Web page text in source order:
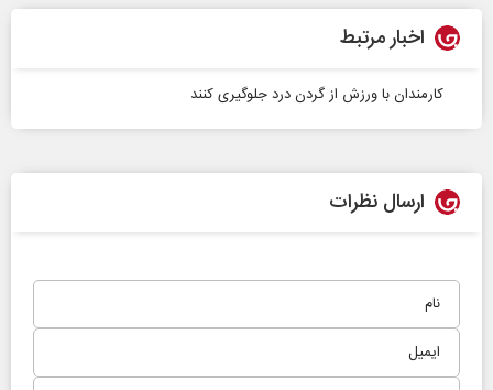
اخبار مرتبط
کارمندان با ورزش ‎از گردن درد جلوگیری کنند
ارسال نظرات